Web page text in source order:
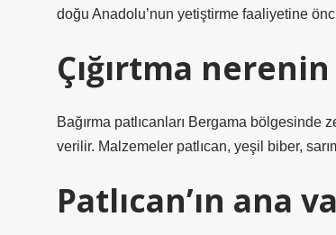
doğu Anadolu’nun yetiştirme faaliyetine
Çığırtma
Bağırma patlıcanları Bergama bölgesinde
verilir. Malzemeler patlıcan, yeşil biber,
Patlıcan’ın ana